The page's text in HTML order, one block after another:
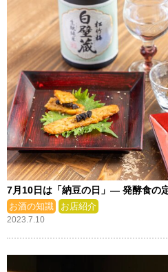
7月10日は「納豆の日」― 発酵食の
お酒の知識 お店紹介
2023.7.10